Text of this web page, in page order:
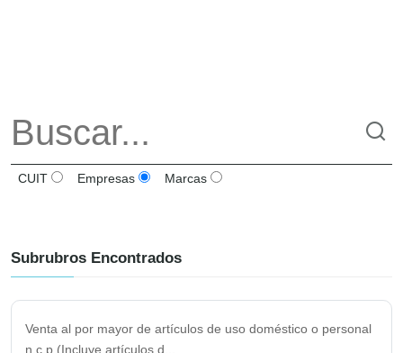
CUIT Empresas Marcas
Subrubros Encontrados
Venta al por mayor de artículos de uso doméstico o personal
n.c.p (Incluye artículos d